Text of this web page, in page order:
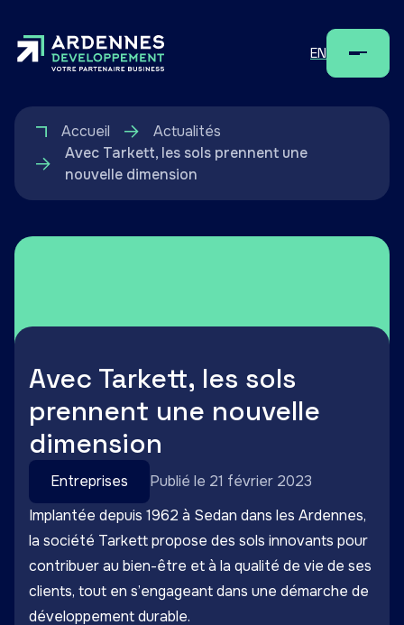
EN Menu
Accueil
Actualités
Avec Tarkett, les sols prennent une
nouvelle dimension
Avec Tarkett, les sols
prennent une nouvelle
dimension
Entreprises
Publié le 21 février 2023
Implantée depuis 1962 à Sedan dans les Ardennes,
la société Tarkett propose des sols innovants pour
contribuer au bien-être et à la qualité de vie de ses
clients, tout en s’engageant dans une démarche de
développement durable.